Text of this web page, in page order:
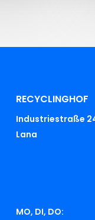
RECYCLINGHOF
Industriestraße
Lana
MO, DI, DO: